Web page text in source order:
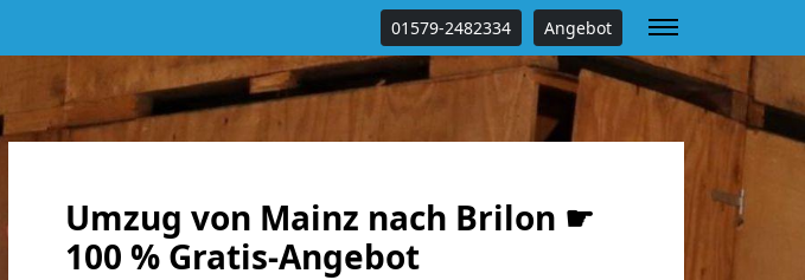
01579-2482334 Angebot
Umzug von Mainz nach Brilon ☛
100 % Gratis-Angebot